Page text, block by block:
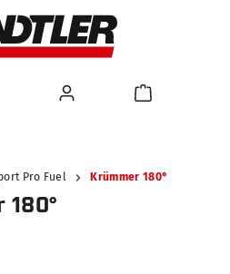
Pro Fuel Krümmer 180°
180°